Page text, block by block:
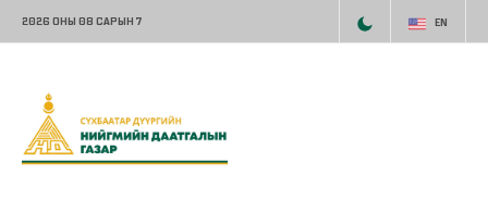
2026 ОНЫ 08 САРЫН 7 EN